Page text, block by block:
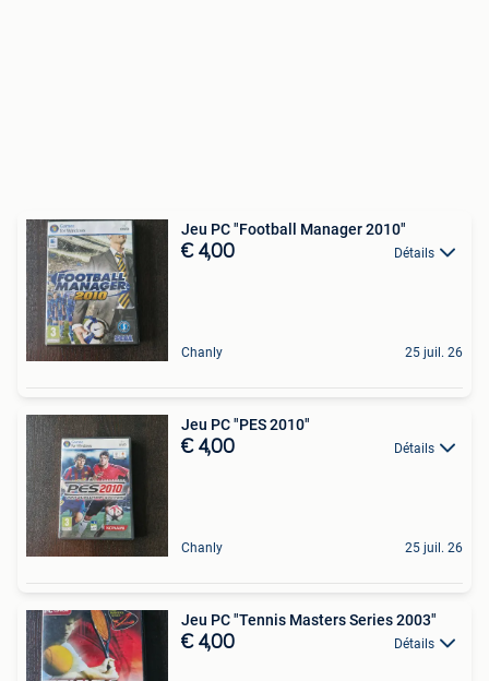
Jeu PC "Football Manager 2010"
€ 4,00 Détails
Chanly 25 juil. 26
Jeu PC "PES 2010"
€ 4,00 Détails
Chanly 25 juil. 26
Jeu PC "Tennis Masters Series 2003"
€ 4,00 Détails